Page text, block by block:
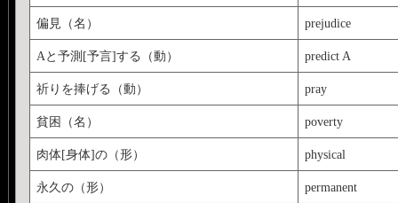
偏見（名） prejudice
Aと予測[予言]する（動） predict A
祈りを捧げる（動） pray
貧困（名） poverty
肉体[身体]の（形） physical
永久の（形） permanent